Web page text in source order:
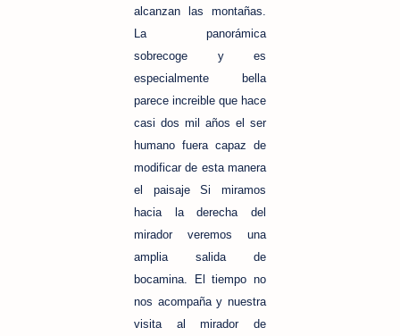
alcanzan las montañas.
La panorámica
sobrecoge y es
especialmente bella
parece increible que hace
casi dos mil años el ser
humano fuera capaz de
modificar de esta manera
el paisaje Si miramos
hacia la derecha del
mirador veremos una
amplia salida de
bocamina. El tiempo no
nos acompaña y nuestra
visita al mirador de